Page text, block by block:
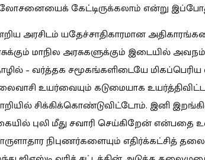
கேட்டிருக்கலாம் என்று
அரசிடம் யதேச்சாதிகாரமான
மாநில அரசுகளுக்கும் இடையில்
– வர்த்தக சமூகங்களிடையே
உயர்வையும் கடுமையாக
சிக்கிக்கொண்டுவிட்டோம். இனி
புலி மீது சவாரி செய்கிறேன் என்பதை
நிபுணர்களையும்